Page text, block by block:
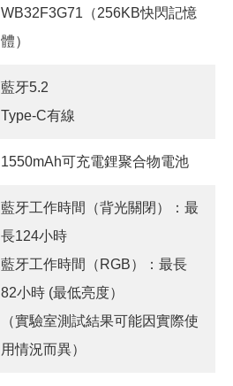
WB32F3G71（256KB快閃記憶
體）
藍牙5.2
Type-C有線
1550mAh可充電鋰聚合物電池
藍牙工作時間（背光關閉）：最
長124小時
藍牙工作時間（RGB）：最長
82小時 (最低亮度）
（實驗室測試結果可能因實際使
用情況而異）